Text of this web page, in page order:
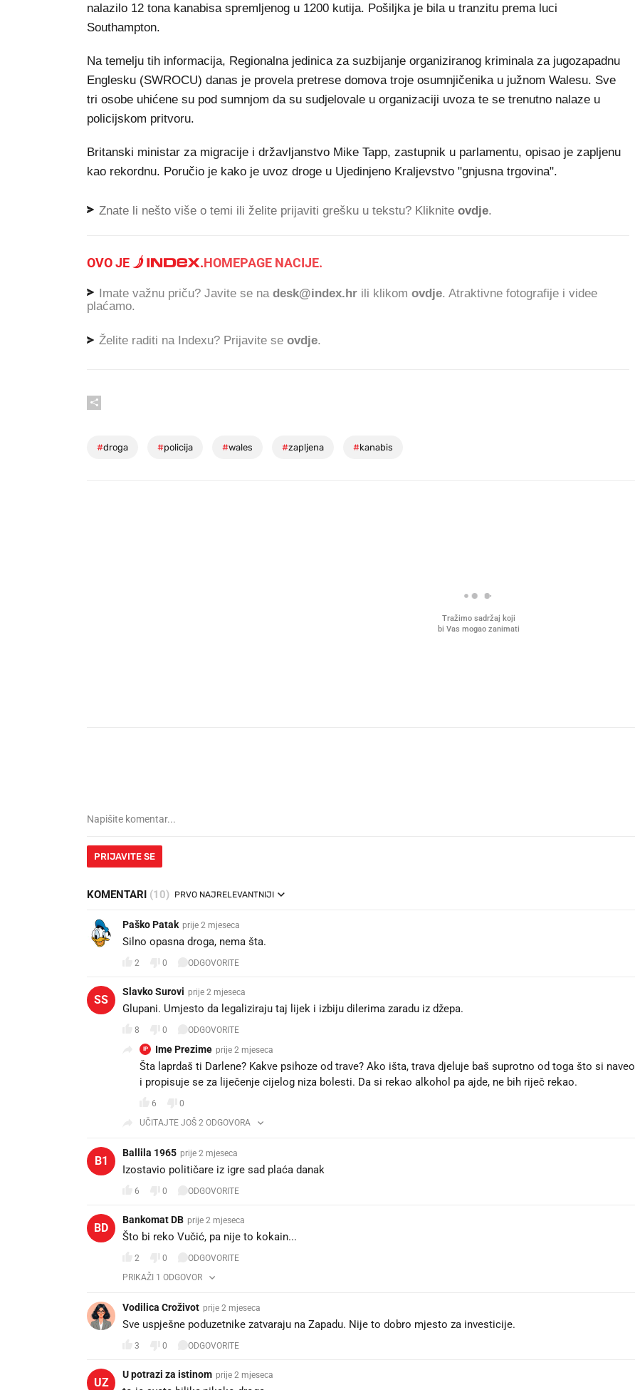
nalazilo 12 tona kanabisa spremljenog u 1200 kutija. Pošiljka je bila u tranzitu prema luci
Southampton.
Na temelju tih informacija, Regionalna jedinica za suzbijanje organiziranog kriminala za jugozapadnu
Englesku (SWROCU) danas je provela pretrese domova troje osumnjičenika u južnom Walesu. Sve
tri osobe uhićene su pod sumnjom da su sudjelovale u organizaciji uvoza te se trenutno nalaze u
policijskom pritvoru.
Britanski ministar za migracije i državljanstvo Mike Tapp, zastupnik u parlamentu, opisao je zapljenu
kao rekordnu. Poručio je kako je uvoz droge u Ujedinjeno Kraljevstvo "gnjusna trgovina".
Znate li nešto više o temi ili želite prijaviti grešku u tekstu? Kliknite ovdje.
OVO JE .HOMEPAGE NACIJE.
Imate važnu priču? Javite se na desk@index.hr ili klikom ovdje. Atraktivne fotografije i videe
plaćamo.
Želite raditi na Indexu? Prijavite se ovdje.
#droga #policija #wales #zapljena #kanabis
Tražimo sadržaj koji
bi Vas mogao zanimati
PRIJAVITE SE
KOMENTARI (10) PRVO NAJRELEVANTNIJI
Paško Patak prije 2 mjeseca
Silno opasna droga, nema šta.
2 0 ODGOVORITE
SS
Slavko Surovi prije 2 mjeseca
Glupani. Umjesto da legaliziraju taj lijek i izbiju dilerima zaradu iz džepa.
8 0 ODGOVORITE
IP Ime Prezime prije 2 mjeseca
Šta laprdaš ti Darlene? Kakve psihoze od trave? Ako išta, trava djeluje baš suprotno od toga što si naveo
i propisuje se za liječenje cijelog niza bolesti. Da si rekao alkohol pa ajde, ne bih riječ rekao.
6
0
UČITAJTE JOŠ 2 ODGOVORA
B1
Ballila 1965 prije 2 mjeseca
Izostavio političare iz igre sad plaća danak
6 0 ODGOVORITE
BD
Bankomat DB prije 2 mjeseca
Što bi reko Vučić, pa nije to kokain...😁
2 0
ODGOVORITE
PRIKAŽI 1 ODGOVOR
Vodilica Croživot prije 2 mjeseca
Sve uspješne poduzetnike zatvaraju na Zapadu. Nije to dobro mjesto za investicije.
3 0 ODGOVORITE
UZ
U potrazi za istinom prije 2 mjeseca